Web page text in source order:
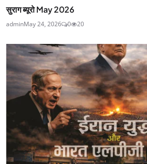
सुराग ब्यूरो May 2026
adminMay 24, 2026 0 20